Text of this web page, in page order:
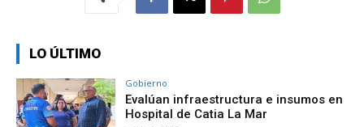
LO ÚLTIMO
Gobierno
Evalúan infraestructura e insumos en
Hospital de Catia La Mar